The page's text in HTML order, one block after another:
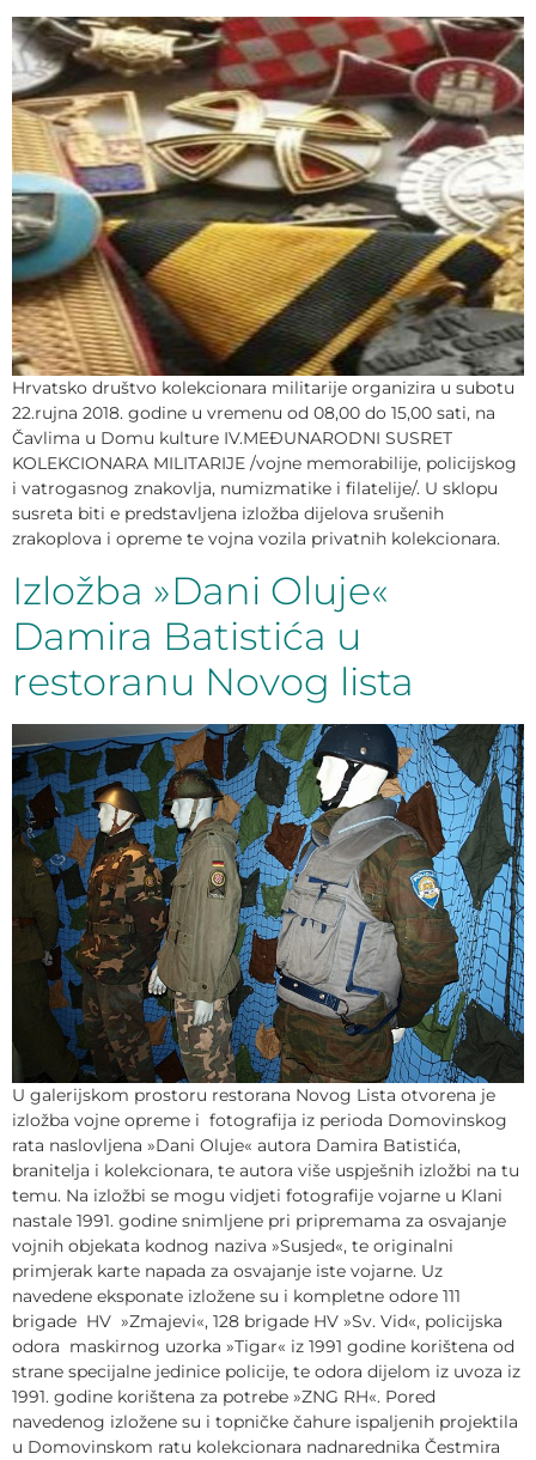
Hrvatsko društvo kolekcionara militarije organizira u subotu
22.rujna 2018. godine u vremenu od 08,00 do 15,00 sati, na
Čavlima u Domu kulture IV.MEĐUNARODNI SUSRET
KOLEKCIONARA MILITARIJE /vojne memorabilije, policijskog
i vatrogasnog znakovlja, numizmatike i filatelije/. U sklopu
susreta biti e predstavljena izložba dijelova srušenih
zrakoplova i opreme te vojna vozila privatnih kolekcionara.
Izložba »Dani Oluje«
Damira Batistića u
restoranu Novog lista
U galerijskom prostoru restorana Novog Lista otvorena je
izložba vojne opreme i fotografija iz perioda Domovinskog
rata naslovljena »Dani Oluje« autora Damira Batistića,
branitelja i kolekcionara, te autora više uspješnih izložbi na tu
temu. Na izložbi se mogu vidjeti fotografije vojarne u Klani
nastale 1991. godine snimljene pri pripremama za osvajanje
vojnih objekata kodnog naziva »Susjed«, te originalni
primjerak karte napada za osvajanje iste vojarne. Uz
navedene eksponate izložene su i kompletne odore 111
brigade HV »Zmajevi«, 128 brigade HV »Sv. Vid«, policijska
odora maskirnog uzorka »Tigar« iz 1991 godine korištena od
strane specijalne jedinice policije, te odora dijelom iz uvoza iz
1991. godine korištena za potrebe »ZNG RH«. Pored
navedenog izložene su i topničke čahure ispaljenih projektila
u Domovinskom ratu kolekcionara nadnarednika Čestmira